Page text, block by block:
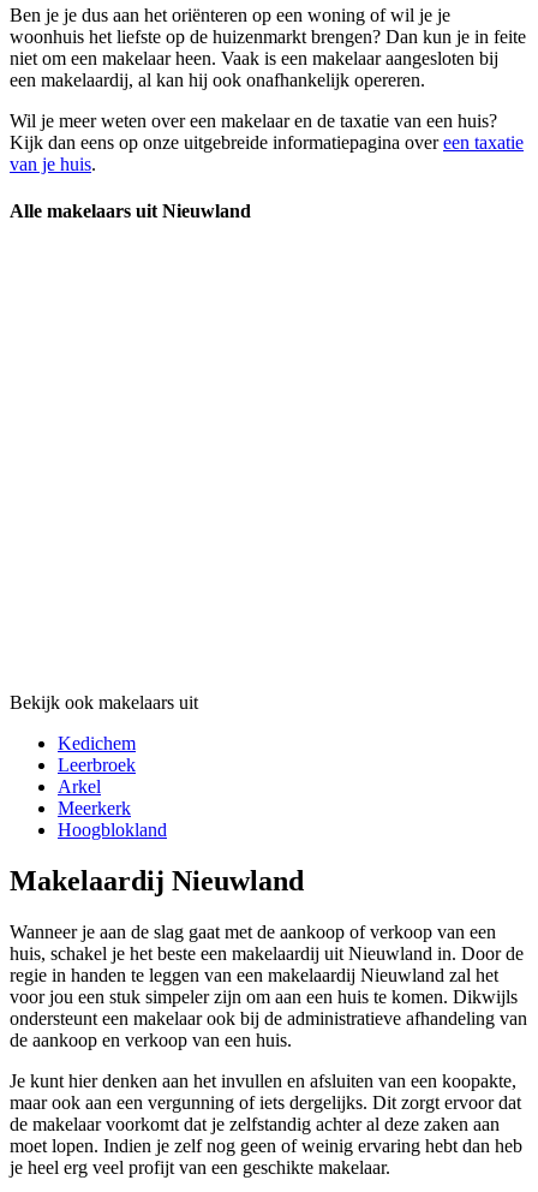
Ben je je dus aan het oriënteren op een woning of wil je je
woonhuis het liefste op de huizenmarkt brengen? Dan kun je in feite
niet om een makelaar heen. Vaak is een makelaar aangesloten bij
een makelaardij, al kan hij ook onafhankelijk opereren.
Wil je meer weten over een makelaar en de taxatie van een huis?
Kijk dan eens op onze uitgebreide informatiepagina overeen taxatie
van je huis.
Alle makelaars uit Nieuwland
Bekijk ook makelaars uit
Kedichem
Leerbroek
Arkel
Meerkerk
Hoogblokland
Makelaardij Nieuwland
Wanneer je aan de slag gaat met de aankoop of verkoop van een
huis, schakel je het beste een makelaardij uit Nieuwland in. Door de
regie in handen te leggen van een makelaardij Nieuwland zal het
voor jou een stuk simpeler zijn om aan een huis te komen. Dikwijls
ondersteunt een makelaar ook bij de administratieve afhandeling van
de aankoop en verkoop van een huis.
Je kunt hier denken aan het invullen en afsluiten van een koopakte,
maar ook aan een vergunning of iets dergelijks. Dit zorgt ervoor dat
de makelaar voorkomt dat je zelfstandig achter al deze zaken aan
moet lopen. Indien je zelf nog geen of weinig ervaring hebt dan heb
je heel erg veel profijt van een geschikte makelaar.